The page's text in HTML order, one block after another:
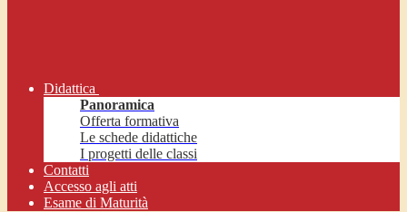
Didattica
Panoramica
Offerta formativa
Le schede didattiche
I progetti delle classi
Contatti
Accesso agli atti
Esame di Maturità